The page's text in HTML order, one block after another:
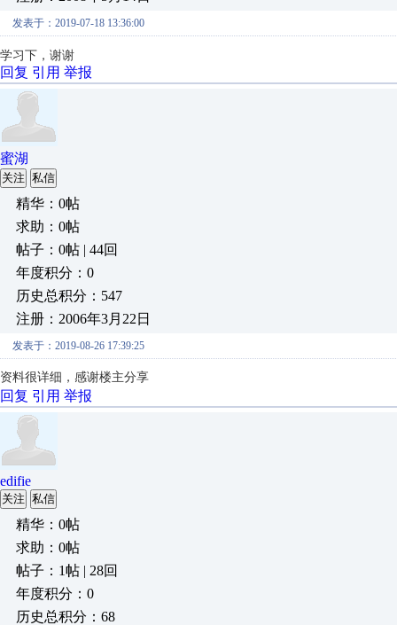
发表于：2019-07-18 13:36:00
学习下，谢谢
回复 引用 举报
蜜湖
关注 私信
精华：0帖
求助：0帖
帖子：0帖 | 44回
年度积分：0
历史总积分：547
注册：2006年3月22日
发表于：2019-08-26 17:39:25
资料很详细，感谢楼主分享
回复 引用 举报
edifie
关注 私信
精华：0帖
求助：0帖
帖子：1帖 | 28回
年度积分：0
历史总积分：68